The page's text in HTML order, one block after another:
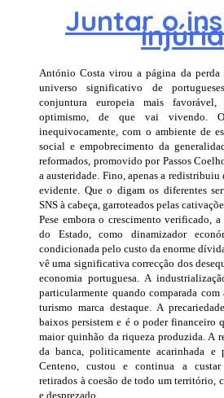
Juntar oinjúria
António Costa virou a página da perda
universo significativo de
conjuntura europeia mais
optimismo, de que vai vivendo.
inequivocamente, com o ambiente de
social e empobrecimento da
reformados, promovido por Passos
a austeridade. Fino, apenas a redistribuiu
evidente. Que o digam os diferentes
SNS à cabeça, garroteados pelas
Pese embora o crescimento verificado,
do Estado, como dinamizador
condicionada pelo custo da enorme
vê uma significativa correcção dos
economia portuguesa. A
particularmente quando comparada
turismo marca destaque. A
baixos persistem e é o poder financeiro
maior quinhão da riqueza produzida. A
da banca, politicamente acarinhada e
Centeno, custou e continua a
retirados à coesão de todo um território,
e desprezado.